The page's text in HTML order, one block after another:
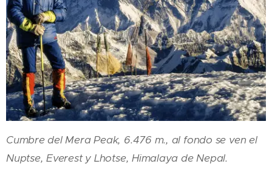
Cumbre del Mera Peak, 6.476 m., al fondo se ven el
Nuptse, Everest y Lhotse, Himalaya de Nepal.